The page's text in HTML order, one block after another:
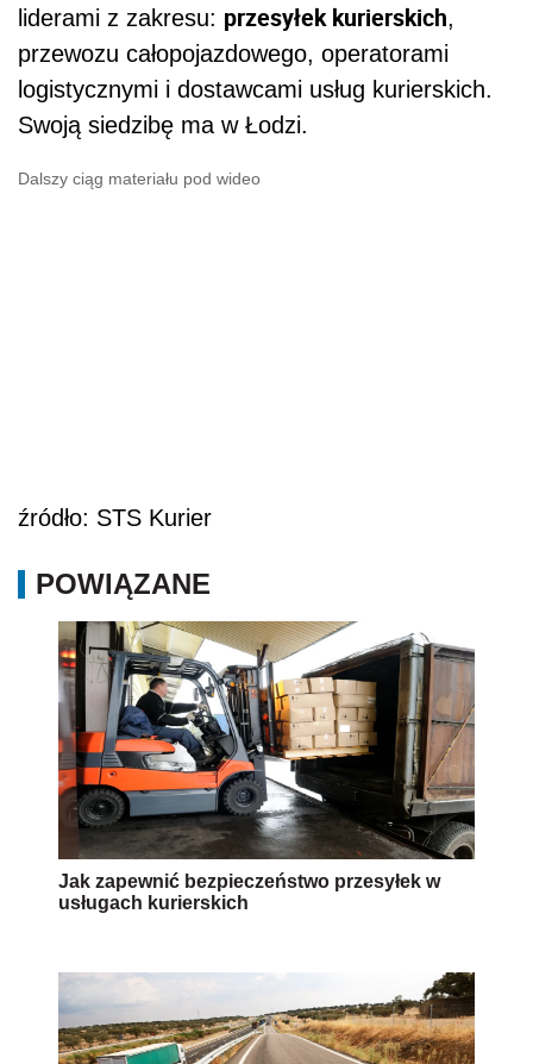
liderami z zakresu: przesyłek kurierskich,
przewozu całopojazdowego, operatorami
logistycznymi i dostawcami usług kurierskich.
Swoją siedzibę ma w Łodzi.
Dalszy ciąg materiału pod wideo
źródło: STS Kurier
POWIĄZANE
Jak zapewnić bezpieczeństwo przesyłek w
usługach kurierskich